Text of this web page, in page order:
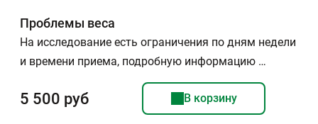
Проблемы веса
На исследование есть ограничения по дням недели
и времени приема, подробную информацию …
5 500 руб В корзину